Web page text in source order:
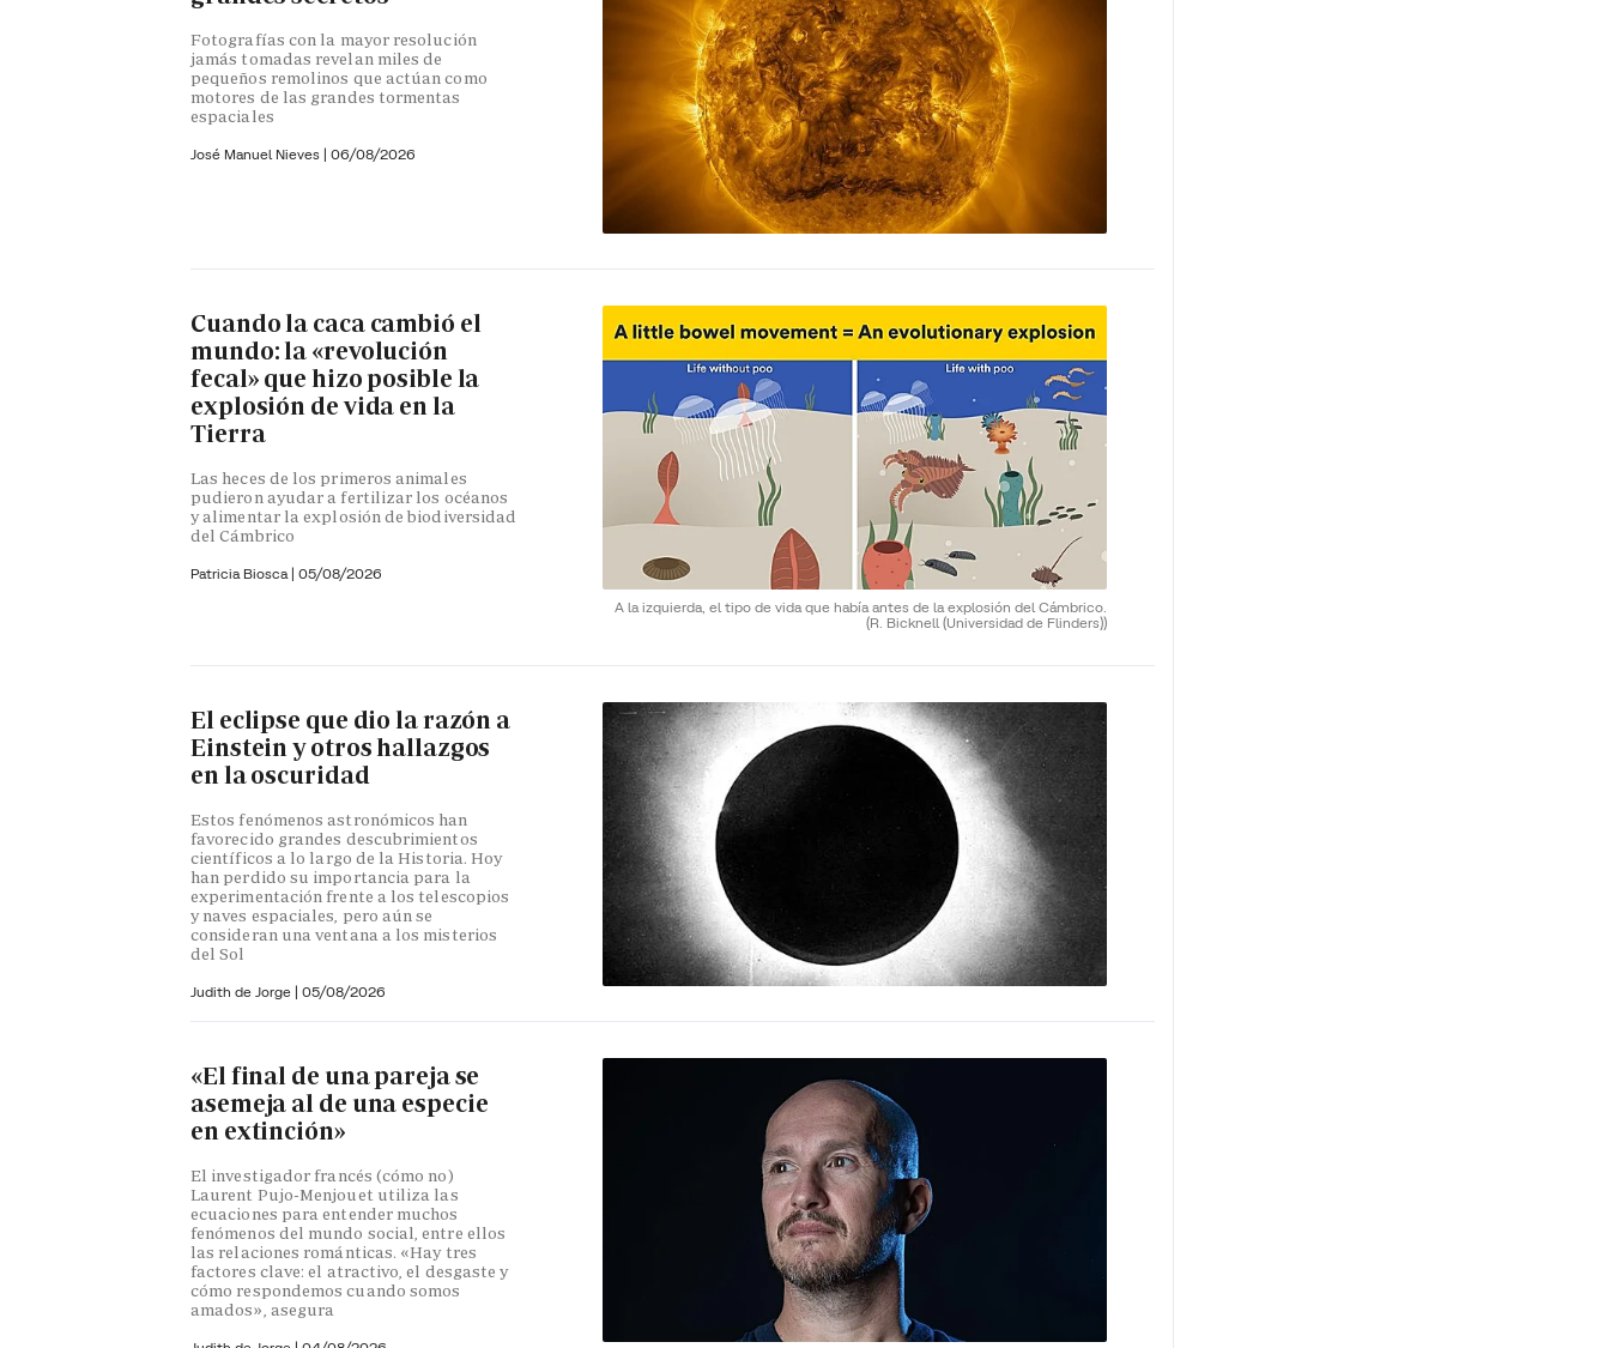
Fotografías con la mayor resolución
jamás tomadas revelan miles de
pequeños remolinos que actúan como
motores de las grandes tormentas
espaciales
José Manuel Nieves | 06/08/2026
A la izquierda, el tipo de vida que había antes de la explosión del Cámbrico.
(R. Bicknell (Universidad de Flinders))
Cuando la caca cambió el
mundo: la «revolución
fecal» que hizo posible la
explosión de vida en la
Tierra
Las heces de los primeros animales
pudieron ayudar a fertilizar los océanos
y alimentar la explosión de biodiversidad
del Cámbrico
Patricia Biosca | 05/08/2026
El eclipse que dio la razón a
Einstein y otros hallazgos
en la oscuridad
Estos fenómenos astronómicos han
favorecido grandes descubrimientos
científicos a lo largo de la Historia. Hoy
han perdido su importancia para la
experimentación frente a los telescopios
y naves espaciales, pero aún se
consideran una ventana a los misterios
del Sol
Judith de Jorge | 05/08/2026
«El final de una pareja se
asemeja al de una especie
en extinción»
El investigador francés (cómo no)
Laurent Pujo-Menjouet utiliza las
ecuaciones para entender muchos
fenómenos del mundo social, entre ellos
las relaciones románticas. «Hay tres
factores clave: el atractivo, el desgaste y
cómo respondemos cuando somos
amados», asegura